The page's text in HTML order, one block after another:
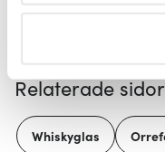
Du kan ändra eller
Vi använder cookies
ska anpassas efter
gör också att vi kan
Relaterade sidor
Whiskyglas